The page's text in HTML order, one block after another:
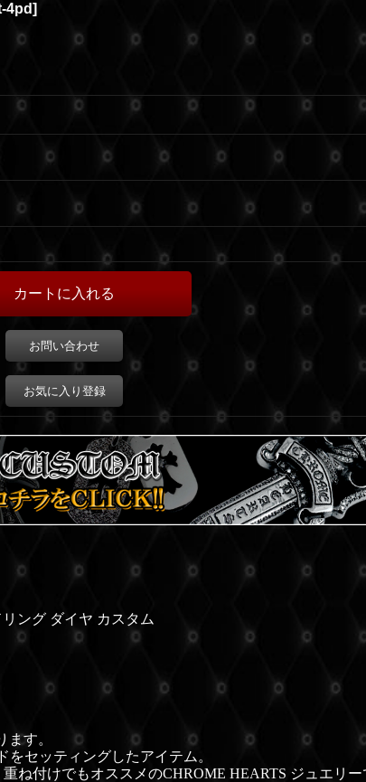
4pd]
お問い合わせ
お気に入り登録
ング ダイヤ カスタム
す。
セッティングしたアイテム。
ね付けでもオススメのCHROME HEARTS ジュエリ